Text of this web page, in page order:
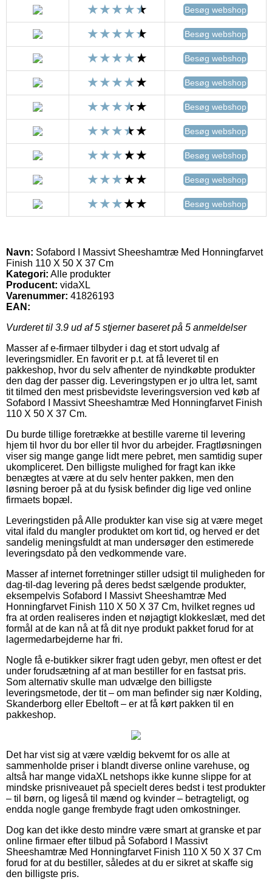
Besøg webshop
Besøg webshop
Besøg webshop
Besøg webshop
Besøg webshop
Besøg webshop
Besøg webshop
Besøg webshop
Besøg webshop
Navn: Sofabord I Massivt Sheeshamtræ Med Honningfarvet
Finish 110 X 50 X 37 Cm
Kategori: Alle produkter
Producent: vidaXL
Varenummer: 41826193
EAN:
Vurderet til 3.9 ud af 5 stjerner baseret på 5 anmeldelser
Masser af e-firmaer tilbyder i dag et stort udvalg af
leveringsmidler. En favorit er p.t. at få leveret til en
pakkeshop, hvor du selv afhenter de nyindkøbte produkter
den dag der passer dig. Leveringstypen er jo ultra let, samt
tit tilmed den mest prisbevidste leveringsversion ved køb af
Sofabord I Massivt Sheeshamtræ Med Honningfarvet Finish
110 X 50 X 37 Cm.
Du burde tillige foretrække at bestille varerne til levering
hjem til hvor du bor eller til hvor du arbejder. Fragtløsningen
viser sig mange gange lidt mere pebret, men samtidig super
ukompliceret. Den billigste mulighed for fragt kan ikke
benægtes at være at du selv henter pakken, men den
løsning beroer på at du fysisk befinder dig lige ved online
firmaets bopæl.
Leveringstiden på Alle produkter kan vise sig at være meget
vital ifald du mangler produktet om kort tid, og herved er det
sandelig meningsfuldt at man undersøger den estimerede
leveringsdato på den vedkommende vare.
Masser af internet forretninger stiller udsigt til muligheden for
dag-til-dag levering på deres bedst sælgende produkter,
eksempelvis Sofabord I Massivt Sheeshamtræ Med
Honningfarvet Finish 110 X 50 X 37 Cm, hvilket regnes ud
fra at orden realiseres inden et nøjagtigt klokkeslæt, med det
formål at de kan nå at få dit nye produkt pakket forud for at
lagermedarbejderne har fri.
Nogle få e-butikker sikrer fragt uden gebyr, men oftest er det
under forudsætning af at man bestiller for en fastsat pris.
Som alternativ skulle man udvælge den billigste
leveringsmetode, der tit – om man befinder sig nær Kolding,
Skanderborg eller Ebeltoft – er at få kørt pakken til en
pakkeshop.
Det har vist sig at være vældig bekvemt for os alle at
sammenholde priser i blandt diverse online varehuse, og
altså har mange vidaXL netshops ikke kunne slippe for at
mindske prisniveauet på specielt deres bedst i test produkter
– til børn, og ligeså til mænd og kvinder – betragteligt, og
endda nogle gange frembyde fragt uden omkostninger.
Dog kan det ikke desto mindre være smart at granske et par
online firmaer efter tilbud på Sofabord I Massivt
Sheeshamtræ Med Honningfarvet Finish 110 X 50 X 37 Cm
forud for at du bestiller, således at du er sikret at skaffe sig
den billigste pris.